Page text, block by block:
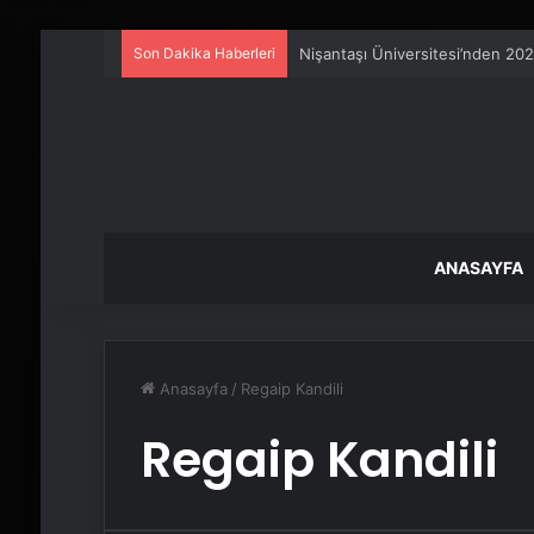
Son Dakika Haberleri 25 Yıllık Miras Davasında
ANASAYFA
Anasayfa / Regaip Kandili
Regaip Kandili